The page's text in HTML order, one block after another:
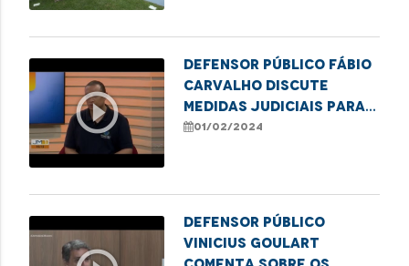
play_circle_outline
Defensor público Fábio
Carvalho discute
medidas judiciais para
assegurar o
01/02/2024
Defensor público
Vinicius Goulart